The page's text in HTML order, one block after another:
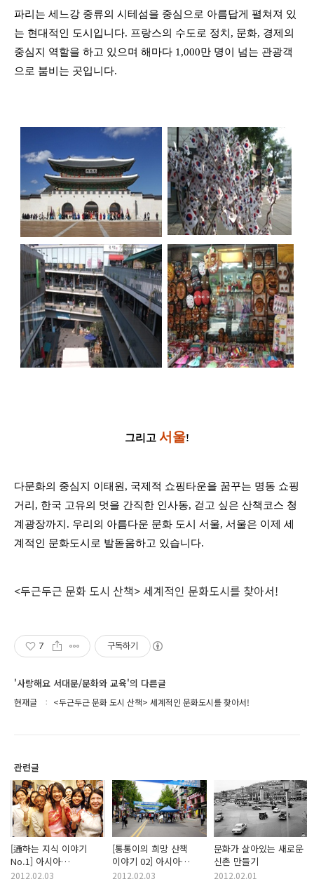
파리는 세느강 중류의 시테섬을 중심으로 아름답게 펼쳐져 있
는 현대적인 도시입니다. 프랑스의 수도로 정치, 문화, 경제의
중심지 역할을 하고 있으며 해마다 1,000만 명이 넘는 관광객
으로 붐비는 곳입니다.
그리고 서울!
다문화의 중심지 이태원, 국제적 쇼핑타운을 꿈꾸는 명동 쇼핑
거리, 한국 고유의 멋을 간직한 인사동, 걷고 싶은 산책코스 청
계광장까지. 우리의 아름다운 문화 도시 서울, 서울은 이제 세
계적인 문화도시로 발돋움하고 있습니다.
<두근두근 문화 도시 산책> 세계적인 문화도시를 찾아서!
7 구독하기
'사랑해요 서대문/문화와 교육'의 다른글
현재글 <두근두근 문화 도시 산책> 세계적인 문화도시를 찾아서!
관련글
[通하는 지식 이야기
No.1] 아시아
문화관광의 메카
2012.02.03
[통통이의 희망 산책
이야기 02] 아시아
문화관광의 메카
2012.02.03
문화가 살아있는 새로운
신촌 만들기
2012.02.01